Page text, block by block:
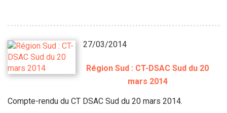
27/03/2014
Région Sud : CT-DSAC Sud du 20
mars 2014
Compte-rendu du CT DSAC Sud du 20 mars 2014.